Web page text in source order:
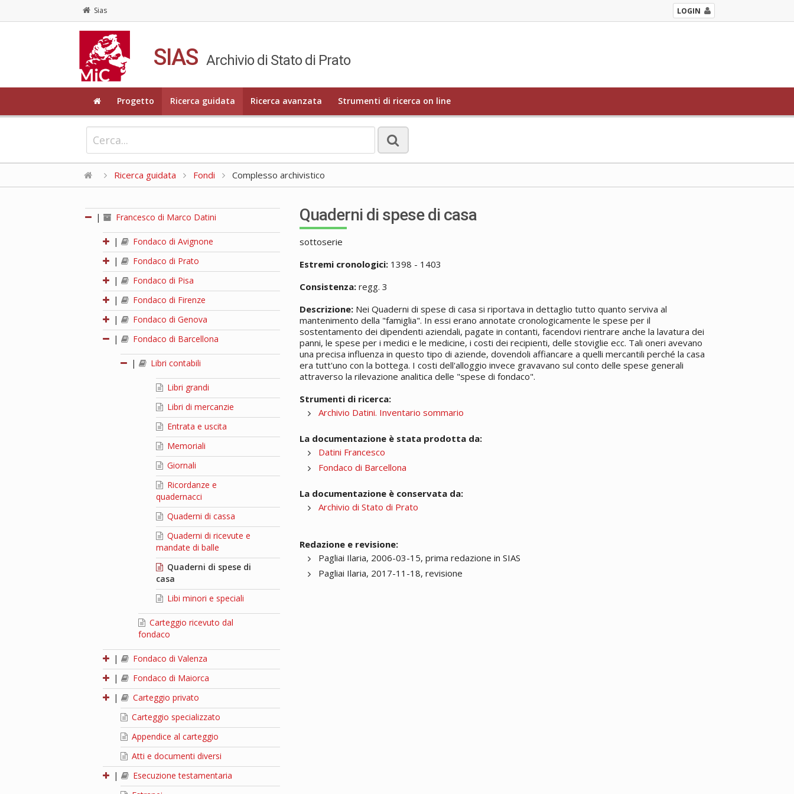
Sias LOGIN
SIAS Archivio di Stato di Prato
Progetto Ricerca guidata Ricerca avanzata Strumenti di ricerca on line
Ricerca guidata Fondi Complesso archivistico
| Francesco di Marco Datini
|
Fondaco di Avignone
|
Fondaco di Prato
|
Fondaco di Pisa
|
Fondaco di Firenze
|
Fondaco di Genova
|
Fondaco di Barcellona
| Libri contabili
Libri grandi
Libri di mercanzie
Entrata e uscita
Memoriali
Giornali
Ricordanze e
quadernacci
Quaderni di cassa
Quaderni di ricevute e
mandate di balle
Quaderni di spese di
casa
Libi minori e speciali
Carteggio ricevuto dal
fondaco
|
Fondaco di Valenza
|
Fondaco di Maiorca
|
Carteggio privato
Carteggio specializzato
Appendice al carteggio
Atti e documenti diversi
|
Esecuzione testamentaria
Quaderni di spese di casa
sottoserie
Estremi cronologici: 1398 - 1403
Consistenza: regg. 3
Descrizione: Nei Quaderni di spese di casa si riportava in dettaglio tutto quanto serviva al
mantenimento della "famiglia". In essi erano annotate cronologicamente le spese per il
sostentamento dei dipendenti aziendali, pagate in contanti, facendovi rientrare anche la lavatura dei
panni, le spese per i medici e le medicine, i costi dei recipienti, delle stoviglie ecc. Tali oneri avevano
una precisa influenza in questo tipo di aziende, dovendoli affiancare a quelli mercantili perché la casa
era tutt'uno con la bottega. I costi dell'alloggio invece gravavano sul conto delle spese generali
attraverso la rilevazione analitica delle "spese di fondaco".
Strumenti di ricerca:
Archivio Datini. Inventario sommario
La documentazione è stata prodotta da:
Datini Francesco
Fondaco di Barcellona
La documentazione è conservata da:
Archivio di Stato di Prato
Redazione e revisione:
Pagliai Ilaria, 2006-03-15, prima redazione in SIAS
Pagliai Ilaria, 2017-11-18, revisione